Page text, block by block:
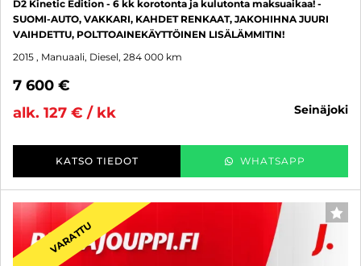
D2 Kinetic Edition - 6 kk korotonta ja kulutonta maksuaikaa! -
SUOMI-AUTO, VAKKARI, KAHDET RENKAAT, JAKOHIHNA JUURI
VAIHDETTU, POLTTOAINEKÄYTTÖINEN LISÄLÄMMITIN!
2015 , Manuaali, Diesel, 284 000 km
7 600 €
alk. 127 € / kk
seinäjoki
KATSO TIEDOT WHATSAPP
VARATTU